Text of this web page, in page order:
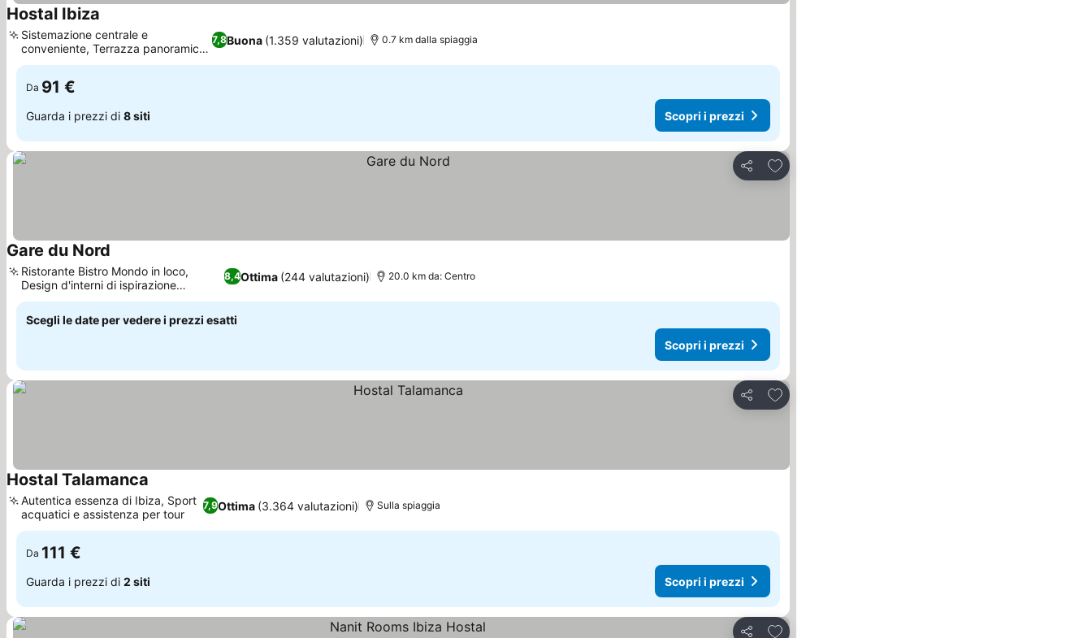
Hostal Ibiza
7,8Buona (1.359 valutazioni)
Sistemazione centrale e
conveniente, Terrazza panoramica
arredata
0.7 km dalla spiaggia
Da 91 €
Guarda i prezzi di 8 siti Scopri i prezzi
Condividi
Aggiungi ai preferiti
Gare du Nord
8,4Ottima (244 valutazioni)
Ristorante Bistro Mondo in loco,
Design d'interni di ispirazione
marocchina
20.0 km da: Centro
Scegli le date per vedere i prezzi esatti
Scopri i prezzi
Condividi
Aggiungi ai preferiti
Hostal Talamanca
7,9Ottima (3.364 valutazioni)
Autentica essenza di Ibiza, Sport
acquatici e assistenza per tour
Sulla spiaggia
Da 111 €
Guarda i prezzi di 2 siti Scopri i prezzi
Aggiungi ai preferiti